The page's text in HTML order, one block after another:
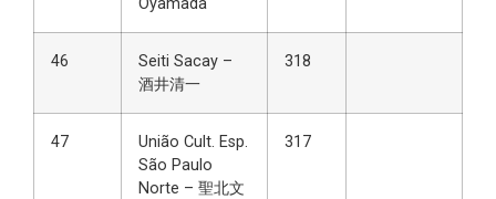
Oyamada
46
Seiti Sacay –
酒井清一
318
47
União Cult. Esp.
São Paulo
Norte – 聖北文
317